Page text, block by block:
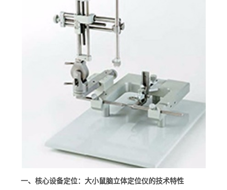
一、核心设备定位：大小鼠脑立体定位仪的技术特性